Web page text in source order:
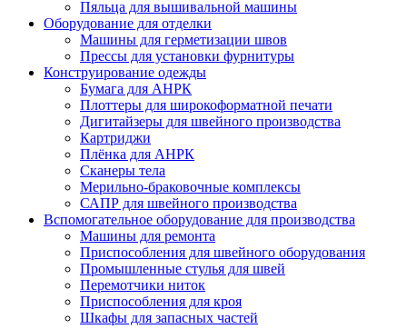
Пяльца для вышивальной машины
Оборудование для отделки
Машины для герметизации швов
Прессы для установки фурнитуры
Конструирование одежды
Бумага для АНРК
Плоттеры для широкоформатной печати
Дигитайзеры для швейного производства
Картриджи
Плёнка для АНРК
Сканеры тела
Мерильно-браковочные комплексы
САПР для швейного производства
Вспомогательное оборудование для производства
Машины для ремонта
Приспособления для швейного оборудования
Промышленные стулья для швей
Перемотчики ниток
Приспособления для кроя
Шкафы для запасных частей